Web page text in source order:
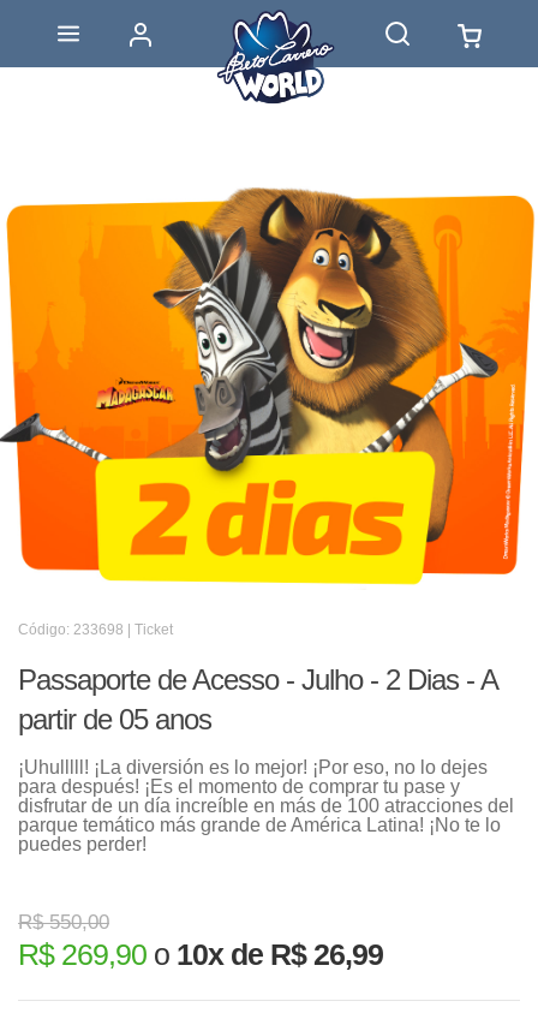
Código: 233698 | Ticket
Passaporte de Acesso - Julho - 2 Dias - A
partir de 05 anos
¡Uhulllll! ¡La diversión es lo mejor! ¡Por eso, no lo dejes
para después! ¡Es el momento de comprar tu pase y
disfrutar de un día increíble en más de 100 atracciones del
parque temático más grande de América Latina! ¡No te lo
puedes perder!
R$ 550,00
R$ 269,90 o 10x de R$ 26,99